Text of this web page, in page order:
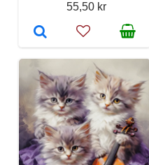
55,50 kr